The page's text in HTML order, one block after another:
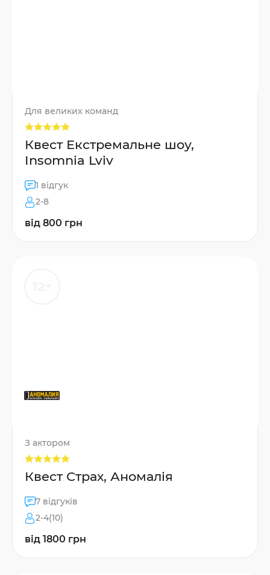
Для великих команд
Квест Екстремальне шоу,
Insomnia Lviv
1 відгук
2-8
від 800 грн
З актором
Квест Страх, Аномалія
7 відгуків
2-4(10)
від 1800 грн